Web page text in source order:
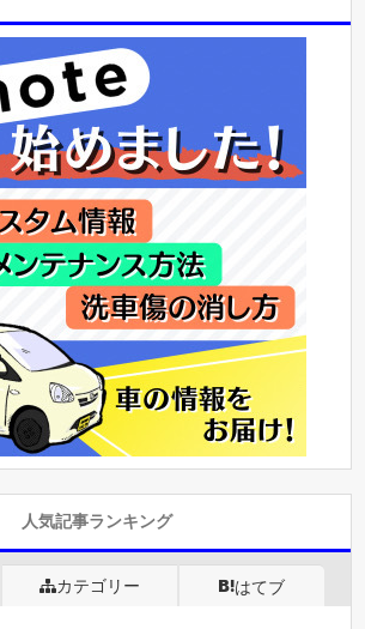
人気記事ランキング
カテゴリー はてブ